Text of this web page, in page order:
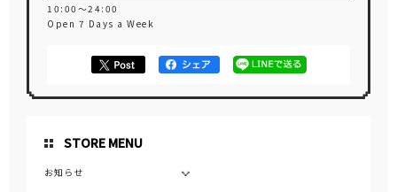
STORE MENU
お知らせ
10:00～24:00
Open 7 Days a Week